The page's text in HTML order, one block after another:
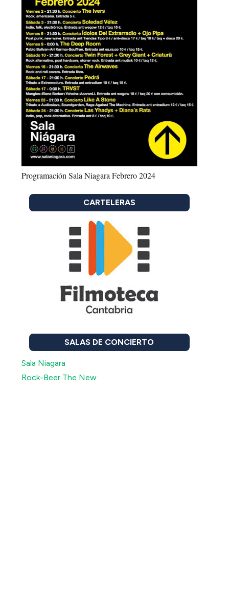
Programación Sala Niagara Febrero 2024
CARTELERAS
SALAS DE CONCIERTO
Sala Niagara
Rock-Beer The New